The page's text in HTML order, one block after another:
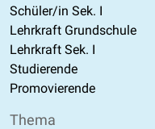
Schüler/in Sek. I
Lehrkraft Grundschule
Lehrkraft Sek. I
Studierende
Promovierende
Thema